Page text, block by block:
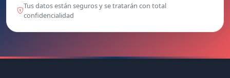
Tus datos están seguros y se tratarán con total
confidencialidad